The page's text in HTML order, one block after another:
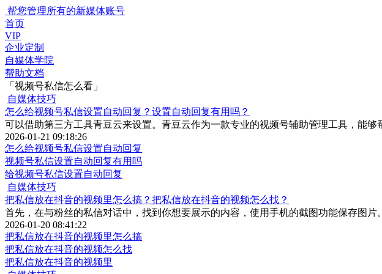
帮您管理所有的新媒体账号
首页
VIP
企业定制
自媒体学院
帮助文档
「视频号私信怎么看」
自媒体技巧
怎么给视频号私信设置自动回复？设置自动回复有用吗？
可以借助第三方工具青豆云来设置。青豆云作为一款专业的视频号辅助管理工具，能够
2026-01-21 09:18:26
怎么给视频号私信设置自动回复
视频号私信设置自动回复有用吗
给视频号私信设置自动回复
自媒体技巧
把私信放在抖音的视频里怎么搞？把私信放在抖音的视频怎么找？
首先，在与粉丝的私信对话中，找到你想要展示的内容，使用手机的截图功能保存图片
2026-01-20 08:41:22
把私信放在抖音的视频里怎么搞
把私信放在抖音的视频怎么找
把私信放在抖音的视频里